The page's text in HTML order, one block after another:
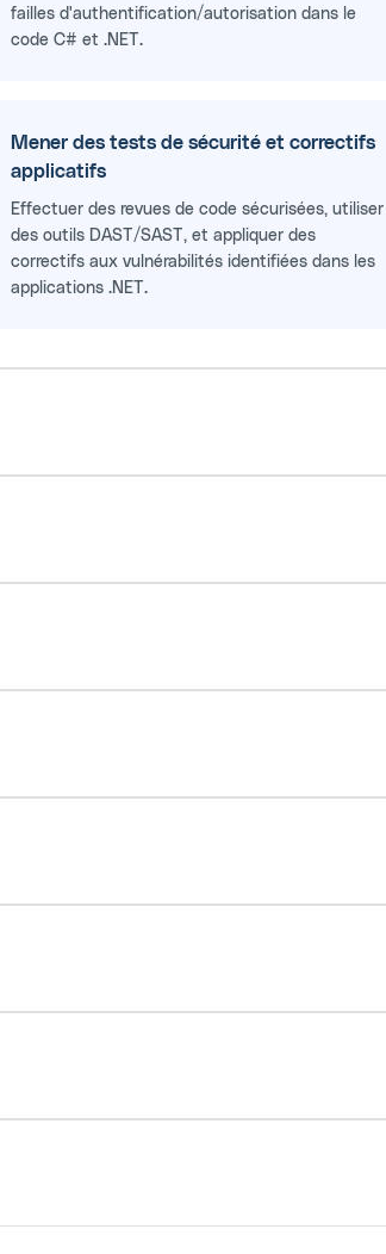
failles d'authentification/autorisation dans le
code C# et .NET.
Mener des tests de sécurité et correctifs
applicatifs
Effectuer des revues de code sécurisées, utiliser
des outils DAST/SAST, et appliquer des
correctifs aux vulnérabilités identifiées dans les
applications .NET.